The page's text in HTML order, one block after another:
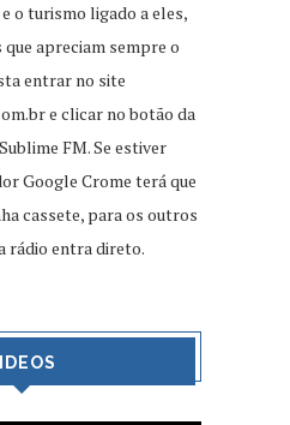
o turismo ligado a eles,
apreciam sempre o
entrar no site
e clicar no botão da
FM. Se estiver
Google Crome terá que
cassete, para os outros
rádio entra direto.